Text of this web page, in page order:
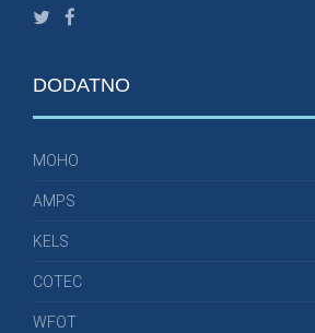
DODATNO
MOHO
AMPS
KELS
COTEC
WFOT